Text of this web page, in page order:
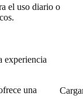
el uso diario o
experiencia
una